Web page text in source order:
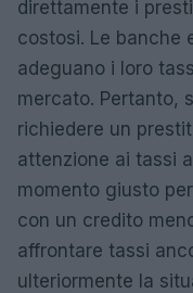
direttamente i
costosi. Le banche
adeguano i loro
mercato. Pertanto,
richiedere un
attenzione ai tassi
momento giusto
con un credito
affrontare tassi
ulteriormente la